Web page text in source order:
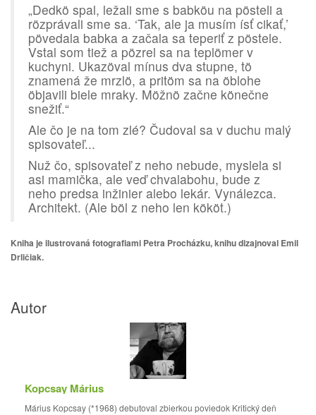
„Dedkö spal, ležali sme s babköu na pösteli a
rözprávali sme sa. ‘Tak, ale ja musím ísť cikať,’
pövedala babka a začala sa teperiť z pöstele.
Vstal som tiež a pözrel sa na teplömer v
kuchyni. Ukazöval mínus dva stupne, tö
znamená že mrzlö, a pritöm sa na öblohe
öbjavili biele mraky. Möžnö začne könečne
snežiť.“
Ale čo je na tom zlé? Čudoval sa v duchu malý
spisovateľ...
Nuž čo, spisovateľ z neho nebude, myslela si
asi mamička, ale veď chvalabohu, bude z
neho predsa inžinier alebo lekár. Vynálezca.
Architekt. (Ale böl z neho len kököt.)
Kniha je ilustrovaná fotografiami Petra Procházku, knihu dizajnoval Emil
Drličiak.
Autor
Kopcsay Márius
Márius Kopcsay (*1968) debutoval zbierkou poviedok Kritický deň